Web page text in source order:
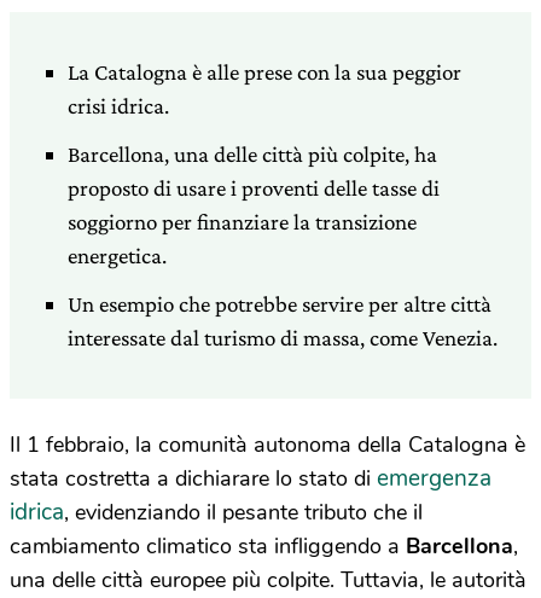
La Catalogna è alle prese con la sua peggior
crisi idrica.
Barcellona, una delle città più colpite, ha
proposto di usare i proventi delle tasse di
soggiorno per finanziare la transizione
energetica.
Un esempio che potrebbe servire per altre città
interessate dal turismo di massa, come Venezia.
Il 1 febbraio, la comunità autonoma della Catalogna è
stata costretta a dichiarare lo stato di emergenza
idrica, evidenziando il pesante tributo che il
cambiamento climatico sta infliggendo a Barcellona,
una delle città europee più colpite. Tuttavia, le autorità